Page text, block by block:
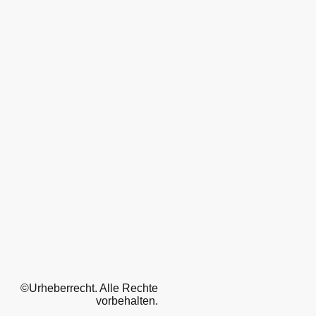
©Urheberrecht. Alle Rechte
vorbehalten.